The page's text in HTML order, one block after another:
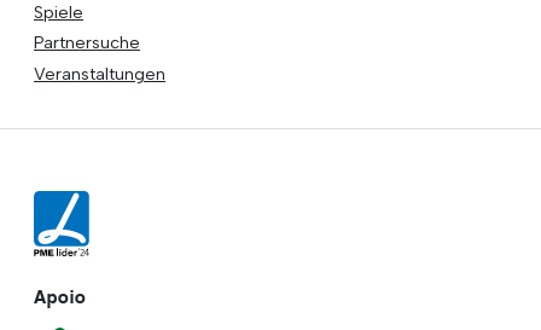
Spiele
Partnersuche
Veranstaltungen
Apoio